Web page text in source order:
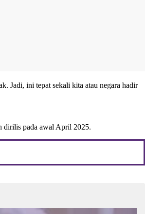
Jadi, ini tepat sekali kita atau negara hadir
dirilis pada awal April 2025.